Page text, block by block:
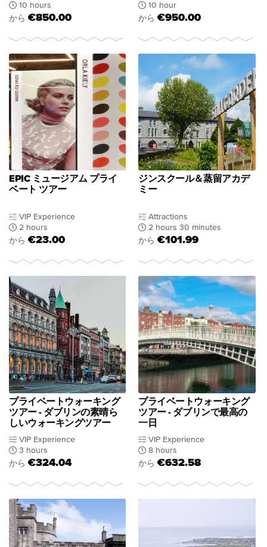
10 hours
から €850.00
10 hour
から €950.00
EPIC ミュージアム プライ
ベート ツアー
VIP Experience
2 hours
から €23.00
ジンスクール＆蒸留アカデ
ミー
Attractions
2 hours 30 minutes
から €101.99
プライベートウォーキング
ツアー - ダブリンの素晴ら
しいウォーキングツアー
VIP Experience
3 hours
から €324.04
プライベートウォーキング
ツアー - ダブリンで最高の
一日
VIP Experience
8 hours
から €632.58